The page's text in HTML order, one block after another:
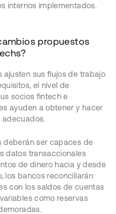
internos implementados.
propuestos
sus flujos de trabajo
el nivel de
socios fintech e
ayuden a obtener y hacer
adecuados.
deberán ser capaces de
datos transaccionales
de dinero hacia y desde
los bancos reconciliarán
con los saldos de cuentas
como reservas